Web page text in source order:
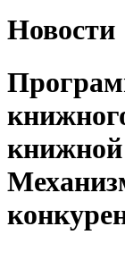
Новости
книжной